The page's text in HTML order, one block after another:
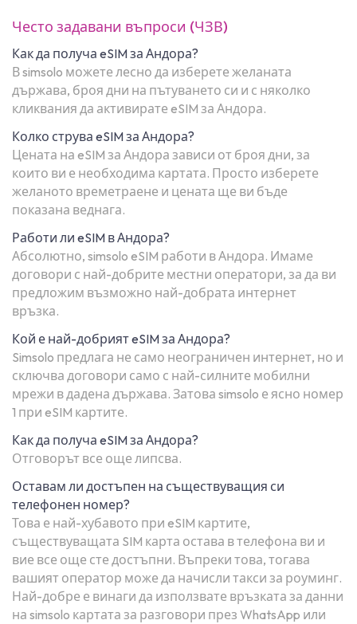
Често задавани въпроси (ЧЗВ)
Как да получа eSIM за Андора?
В simsolo можете лесно да изберете желаната
държава, броя дни на пътуването си и с няколко
кликвания да активирате eSIM за Андора.
Колко струва eSIM за Андора?
Цената на eSIM за Андора зависи от броя дни, за
които ви е необходима картата. Просто изберете
желаното времетраене и цената ще ви бъде
показана веднага.
Работи ли eSIM в Андора?
Абсолютно, simsolo eSIM работи в Андора. Имаме
договори с най-добрите местни оператори, за да ви
предложим възможно най-добрата интернет
връзка.
Кой е най-добрият eSIM за Андора?
Simsolo предлага не само неограничен интернет, но и
сключва договори само с най-силните мобилни
мрежи в дадена държава. Затова simsolo е ясно номер
1 при eSIM картите.
Как да получа eSIM за Андора?
Отговорът все още липсва.
Оставам ли достъпен на съществуващия си
телефонен номер?
Това е най-хубавото при eSIM картите,
съществуващата SIM карта остава в телефона ви и
вие все още сте достъпни. Въпреки това, тогава
вашият оператор може да начисли такси за роуминг.
Най-добре е винаги да използвате връзката за данни
на simsolo картата за разговори през WhatsApp или